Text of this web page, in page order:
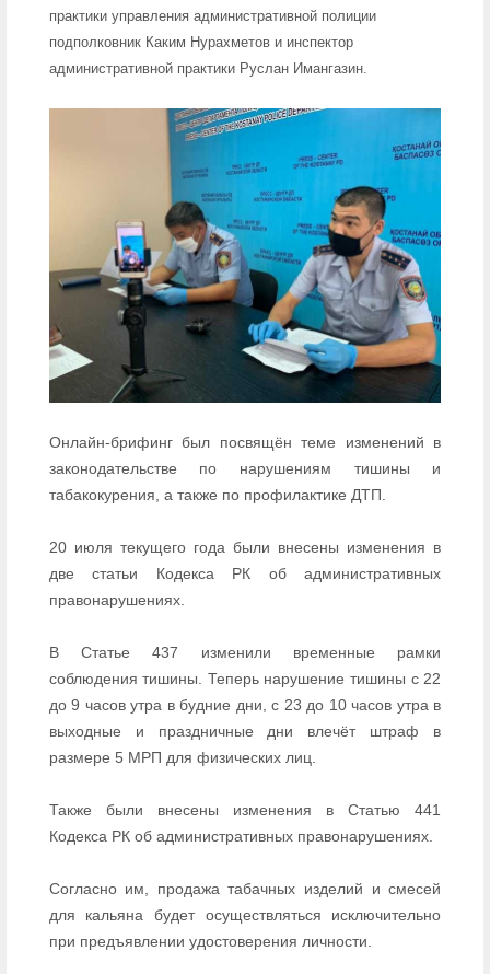
практики управления административной полиции
подполковник Каким Нурахметов и инспектор
административной практики Руслан Имангазин.
Онлайн-брифинг был посвящён теме изменений в
законодательстве по нарушениям тишины и
табакокурения, а также по профилактике ДТП.
20 июля текущего года были внесены изменения в
две статьи Кодекса РК об административных
правонарушениях.
В Статье 437 изменили временные рамки
соблюдения тишины. Теперь нарушение тишины с 22
до 9 часов утра в будние дни, с 23 до 10 часов утра в
выходные и праздничные дни влечёт штраф в
размере 5 МРП для физических лиц.
Также были внесены изменения в Статью 441
Кодекса РК об административных правонарушениях.
Согласно им, продажа табачных изделий и смесей
для кальяна будет осуществляться исключительно
при предъявлении удостоверения личности.